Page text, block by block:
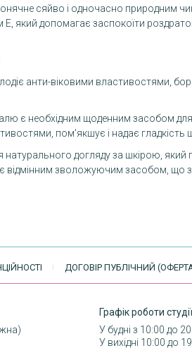
сяйво і одночасно природним
Е, який допомагає заспокоїти
анти-віковими властивостями,
є необхідним щоденним засобом
пом'якшує і надає гладкість
натурального догляду за шкірою,
відмінним зволожуючим засобом, що
ДОГОВІР ПУБЛІЧНИЙ
Графік роботи
У будні з 10:00 до
У вихідні 10:00 до